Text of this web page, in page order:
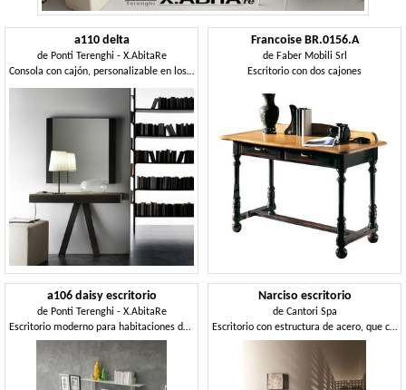
a110 delta
de Ponti Terenghi - X.AbitaRe
Consola con cajón, personalizable en los acabados
Francoise BR.0156.A
de Faber Mobili Srl
Escritorio con dos cajones
a106 daisy escritorio
de Ponti Terenghi - X.AbitaRe
Escritorio moderno para habitaciones de niños, con mecanismo de extensión
Narciso escritorio
de Cantori Spa
Escritorio con estructura de acero, que cubre en el espejo